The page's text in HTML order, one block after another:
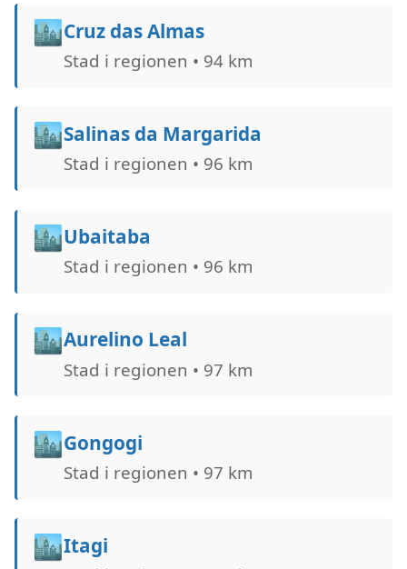
🏙️Cruz das Almas
Stad i regionen • 94 km
🏙️Salinas da Margarida
Stad i regionen • 96 km
🏙️Ubaitaba
Stad i regionen • 96 km
🏙️Aurelino Leal
Stad i regionen • 97 km
🏙️Gongogi
Stad i regionen • 97 km
🏙️Itagi